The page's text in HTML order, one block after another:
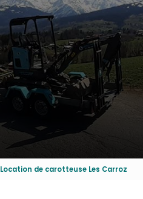
Location de carotteuse Les Carroz